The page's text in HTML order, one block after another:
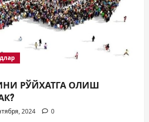
РЎЙХАТГА ОЛИШ
2024 0